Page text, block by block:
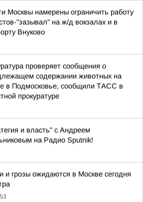
Москвы намерены ограничить работу
"зазывал" на ж/д вокзалах и в
Внуково
проверяет сообщения о
содержании животных на
в Подмосковье, сообщили ТАСС в
прокуратуре
и власть" с Андреем
на Радио Sputnik!
и грозы ожидаются в Москве сегодня